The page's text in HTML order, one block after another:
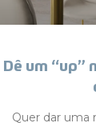
Dê um “up”
Quer dar uma